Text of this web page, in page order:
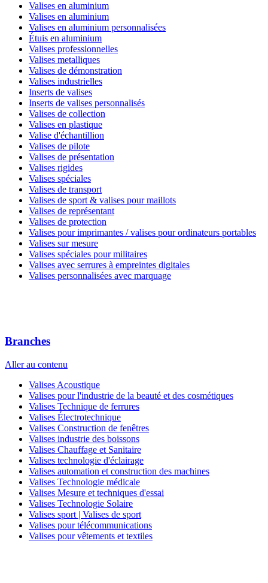
Valises en aluminium
Valises en aluminium
Valises en aluminium personnalisées
Étuis en aluminium
Valises professionnelles
Valises metalliques
Valises de démonstration
Valises industrielles
Inserts de valises
Inserts de valises personnalisés
Valises de collection
Valises en plastique
Valise d'échantillion
Valises de pilote
Valises de présentation
Valises rigides
Valises spéciales
Valises de transport
Valises de sport & valises pour maillots
Valises de représentant
Valises de protection
Valises pour imprimantes / valises pour ordinateurs portables
Valises sur mesure
Valises spéciales pour militaires
Valises avec serrures à empreintes digitales
Valises personnalisées avec marquage
Branches
Aller au contenu
Valises Acoustique
Valises pour l'industrie de la beauté et des cosmétiques
Valises Technique de ferrures
Valises Électrotechnique
Valises Construction de fenêtres
Valises industrie des boissons
Valises Chauffage et Sanitaire
Valises technologie d'éclairage
Valises automation et construction des machines
Valises Technologie médicale
Valises Mesure et techniques d'essai
Valises Technologie Solaire
Valises sport | Valises de sport
Valises pour télécommunications
Valises pour vêtements et textiles